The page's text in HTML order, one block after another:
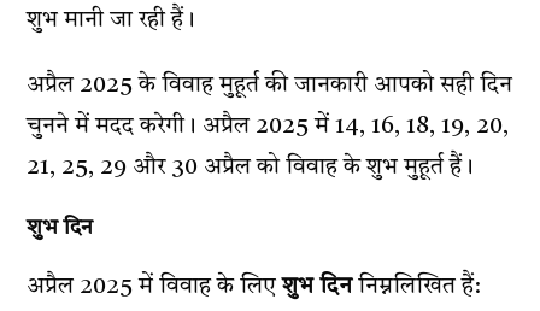
शुभ मानी जा रही हैं।
अप्रैल 2025 के विवाह मुहूर्त की जानकारी आपको सही दिन
चुनने में मदद करेगी। अप्रैल 2025 में 14, 16, 18, 19, 20,
21, 25, 29 और 30 अप्रैल को विवाह के शुभ मुहूर्त हैं।
शुभ दिन
अप्रैल 2025 में विवाह के लिएशुभ दिननिम्नलिखित हैं: